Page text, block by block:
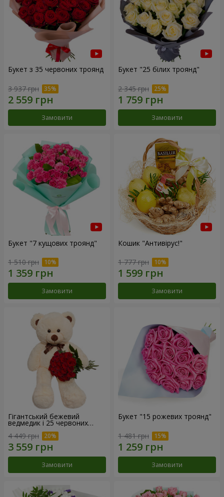
Букет з 35 червоних троянд
3 937 грн
Замовити
Букет "25 білих троянд"
2 345 грн
Замовити
Букет "7 кущових троянд"
1 510 грн
Замовити
Кошик "Антивірус!"
1 777 грн
Замовити
Гігантський бежевий
ведмедик і 25 червоних
троянд
4 449 грн
Замовити
Букет "15 рожевих троянд"
1 481 грн
Замовити